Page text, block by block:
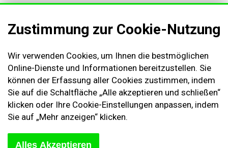
AGB & Kundeninformationen
Impressum
Cookies Einstellungen
Kontakt
Widerruf des Vertrags
Zustimmung zur Cookie-Nutzung
Wir verwenden Cookies, um Ihnen die bestmöglichen
Online-Dienste und Informationen bereitzustellen. Sie
können der Erfassung aller Cookies zustimmen, indem
Sie auf die Schaltfläche „Alle akzeptieren und schließen“
klicken oder Ihre Cookie-Einstellungen anpassen, indem
Sie auf „Mehr anzeigen“ klicken.
Alles Akzeptieren